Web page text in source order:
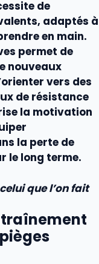
de
adaptés à
en main.
permet de
nouveaux
vers des
de résistance
la motivation
la perte de
le long terme.
que l’on fait